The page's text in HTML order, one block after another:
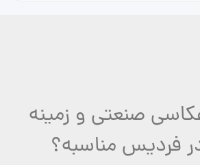
صنعتی و زمینه
فردیس مناسبه؟